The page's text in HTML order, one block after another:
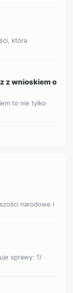
która
z wnioskiem o
to nie tylko
narodowe i
sprawy: 1)